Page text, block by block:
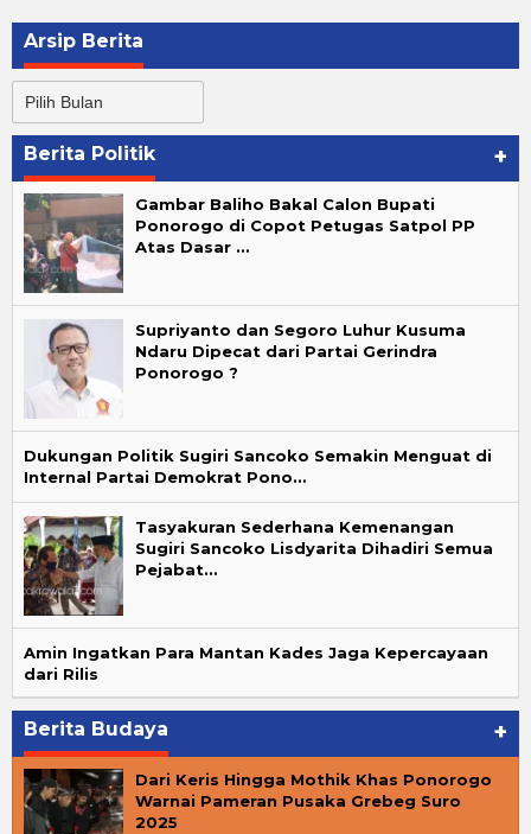
Arsip Berita
Berita
Berita Politik +
Gambar Baliho Bakal Calon Bupati
Ponorogo di Copot Petugas Satpol PP
Atas Dasar …
Supriyanto dan Segoro Luhur Kusuma
Ndaru Dipecat dari Partai Gerindra
Ponorogo ?
Dukungan Politik Sugiri Sancoko Semakin Menguat di
Internal Partai Demokrat Pono…
Tasyakuran Sederhana Kemenangan
Sugiri Sancoko Lisdyarita Dihadiri Semua
Pejabat…
Amin Ingatkan Para Mantan Kades Jaga Kepercayaan
dari Rilis
Berita Budaya +
Dari Keris Hingga Mothik Khas Ponorogo
Warnai Pameran Pusaka Grebeg Suro
2025